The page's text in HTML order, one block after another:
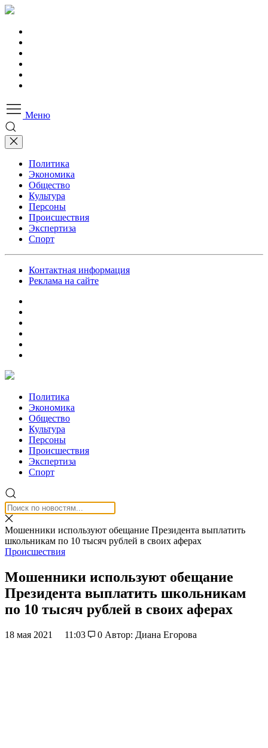
Меню
Политика
Экономика
Общество
Культура
Персоны
Происшествия
Экспертиза
Спорт
Контактная информация
Реклама на сайте
Политика
Экономика
Общество
Культура
Персоны
Происшествия
Экспертиза
Спорт
Мошенники используют обещание Президента выплатить
школьникам по 10 тысяч рублей в своих аферах
Происшествия
Мошенники используют обещание
Президента выплатить школьникам
по 10 тысяч рублей в своих аферах
18 мая 2021 11:03 0 Автор: Диана Егорова